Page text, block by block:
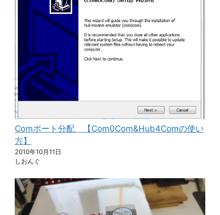
Comポート分配 【Com0Com&Hub4Comの使い
方】
2010年10月11日
しおんぐ